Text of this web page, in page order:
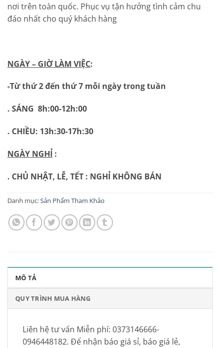
nơi trên toàn quốc. Phục vụ tận hưởng tình cảm chu
đáo nhất cho quý khách hàng
NGÀY – GIỜ LÀM VIỆC:
-Từ thứ 2 đến thứ 7 mỗi ngày trong tuần
. SÁNG 8h:00-12h:00
. CHIỀU: 13h:30-17h:30
NGÀY NGHỈ :
. CHỦ NHẬT, LỄ, TẾT : NGHỈ KHÔNG BÁN
Danh mục:Sản Phẩm Tham Khảo
MÔ TẢ
QUY TRÌNH MUA HÀNG
Liên hệ tư vấn Miễn phí: 0373146666-
0946448182. Để nhận báo giá sỉ, báo giá lẻ,